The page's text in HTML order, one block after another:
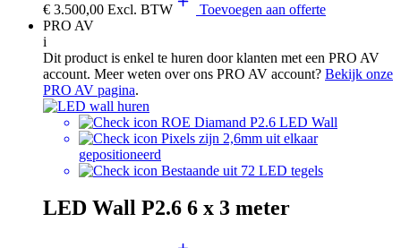
€ 3.500,00 Excl. BTW
Toevoegen aan offerte
PRO AV
i
Dit product is enkel te huren door klanten met een PRO AV
account. Meer weten over ons PRO AV account? Bekijk onze
PRO AV pagina.
ROE Diamand P2.6 LED Wall
Pixels zijn 2,6mm uit elkaar
gepositioneerd
Bestaande uit 72 LED tegels
LED Wall P2.6 6 x 3 meter